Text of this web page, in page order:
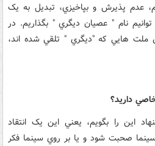
عدم پذيرش و بپاخيزي، تبديل به يک
نام " عصيان ديگري " بگذاريم. در
ملت هايي که "ديگري " تلقي شده اند،
داريد؟
اين را بگويم، يعني اين يک انتقاد
صحبت شود و يا بر روي سينما فکر